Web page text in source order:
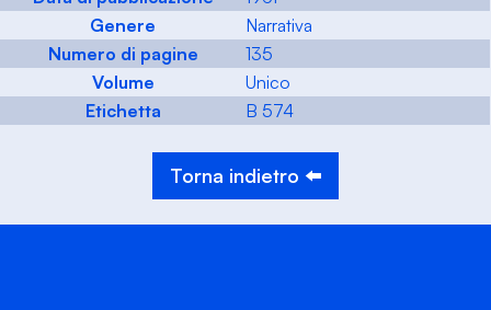
Genere
Narrativa
Numero di pagine
135
Volume
Unico
Etichetta
B 574
Torna indietro ⬅️